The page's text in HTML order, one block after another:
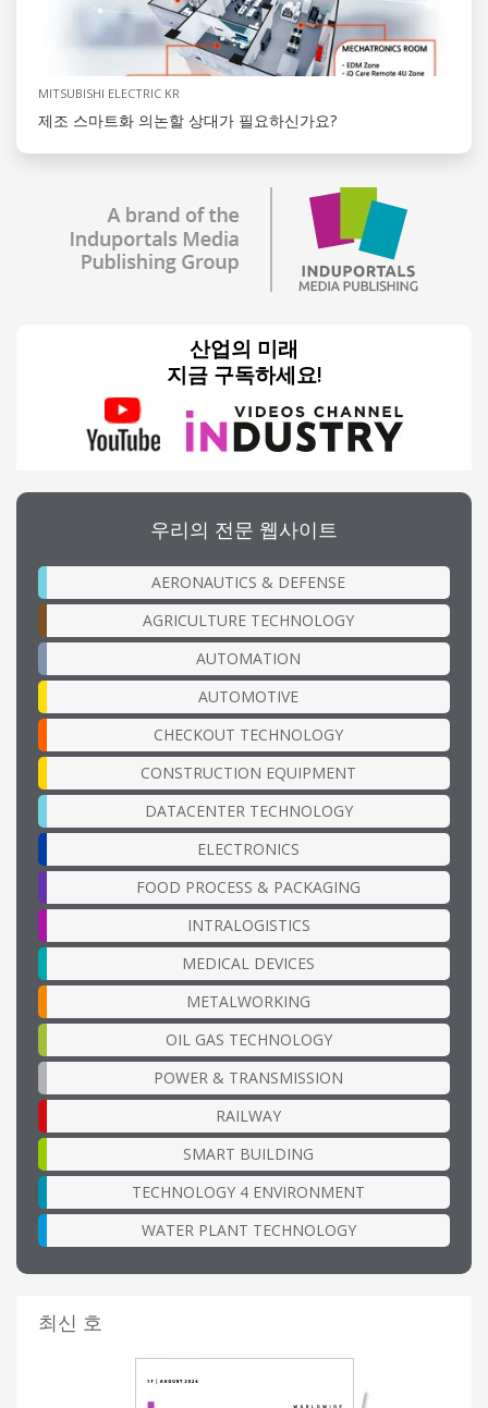
MITSUBISHI ELECTRIC KR
제조 스마트화 의논할 상대가 필요하신가요?
산업의 미래
지금 구독하세요!
우리의 전문 웹사이트
AERONAUTICS & DEFENSE
AGRICULTURE TECHNOLOGY
AUTOMATION
AUTOMOTIVE
CHECKOUT TECHNOLOGY
CONSTRUCTION EQUIPMENT
DATACENTER TECHNOLOGY
ELECTRONICS
FOOD PROCESS & PACKAGING
INTRALOGISTICS
MEDICAL DEVICES
METALWORKING
OIL GAS TECHNOLOGY
POWER & TRANSMISSION
RAILWAY
SMART BUILDING
TECHNOLOGY 4 ENVIRONMENT
WATER PLANT TECHNOLOGY
최신 호